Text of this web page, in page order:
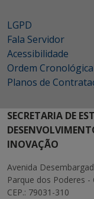
LGPD
Fala Servidor
Acessibilidade
Ordem
Planos de
SECRETARIA DE
INOVAÇÃO
Avenida
Parque dos Poderes
CEP.: 79031-310